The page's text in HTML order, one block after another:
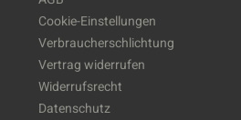
Cookie-Einstellungen
Verbraucherschlichtung
Vertrag widerrufen
Widerrufsrecht
Datenschutz